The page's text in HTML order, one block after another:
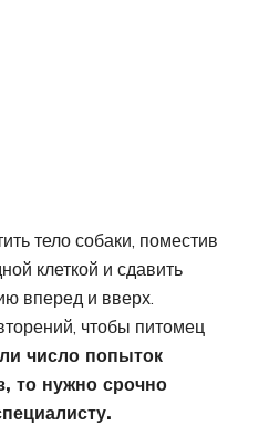
тело собаки, поместив
клеткой и сдавить
вперед и вверх.
чтобы питомец
число попыток
то нужно срочно